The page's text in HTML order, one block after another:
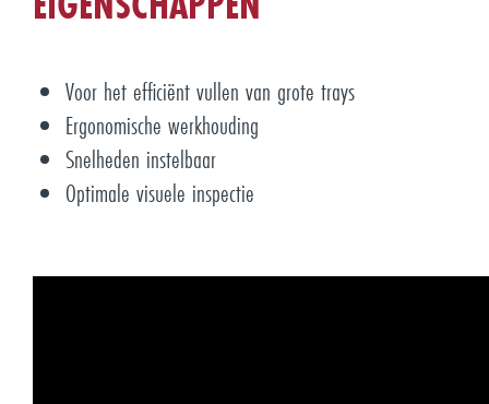
Voor het efficiënt vullen van grote trays
Ergonomische werkhouding
Snelheden instelbaar
Optimale visuele inspectie